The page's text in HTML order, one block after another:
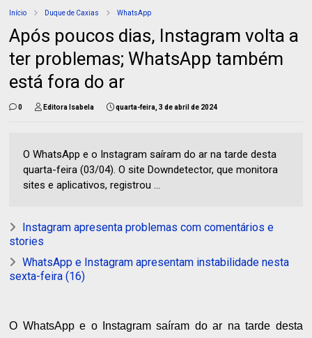
Início Duque de Caxias WhatsApp
Após poucos dias, Instagram volta a
ter problemas; WhatsApp também
está fora do ar
0 Editora Isabela quarta-feira, 3 de abril de 2024
O WhatsApp e o Instagram saíram do ar na tarde desta
quarta-feira (03/04). O site Downdetector, que monitora
sites e aplicativos, registrou ...
Instagram apresenta problemas com comentários e
stories
WhatsApp e Instagram apresentam instabilidade nesta
sexta-feira (16)
O WhatsApp e o Instagram saíram do ar na tarde desta